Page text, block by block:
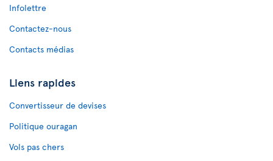
Infolettre
Contactez-nous
Contacts médias
Liens rapides
Convertisseur de devises
Politique ouragan
Vols pas chers